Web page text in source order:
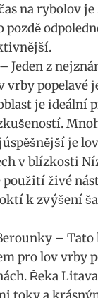
⁤na rybolov
pozdě
Jeden z
​vrby popelavé
je ideální
je
v⁣ blízkosti​
živé⁢
k⁣ zvýšení⁣
–
pro lov vrby
Řeka‍
toky a​